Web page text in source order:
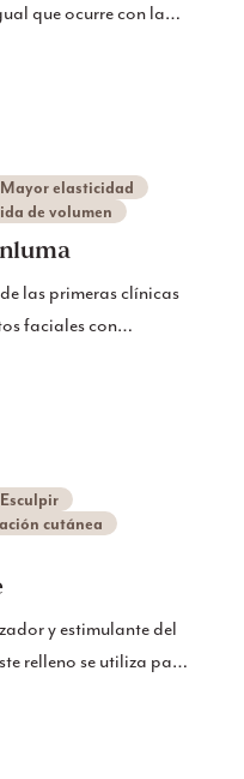
que ocurre con la
perdemos
le resulta difícil
en los glúteos y las
Mayor elasticidad
de volumen
las primeras clínicas
faciales con
la estimulación
Esculpir
cutánea
y estimulante del
relleno se utiliza para